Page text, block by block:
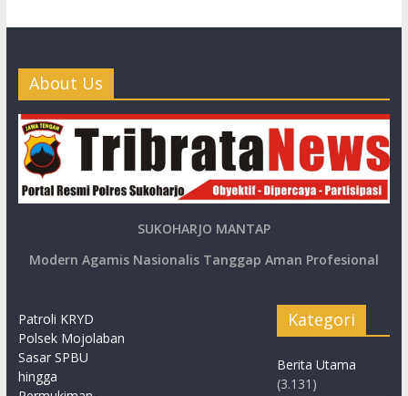
About Us
SUKOHARJO MANTAP
Modern Agamis Nasionalis Tanggap Aman Profesional
Patroli KRYD
Polsek Mojolaban
Sasar SPBU
hingga
Kategori
Berita Utama
(3.131)